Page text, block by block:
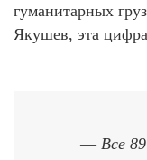
гуманитарных
Якушев, эта
— Все